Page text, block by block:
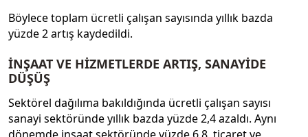
Böylece toplam ücretli çalışan sayısında yıllık bazda
yüzde 2 artış kaydedildi.
İNŞAAT VE HİZMETLERDE ARTIŞ, SANAYİDE
DÜŞÜŞ
Sektörel dağılıma bakıldığında ücretli çalışan sayısı
sanayi sektöründe yıllık bazda yüzde 2,4 azaldı. Aynı